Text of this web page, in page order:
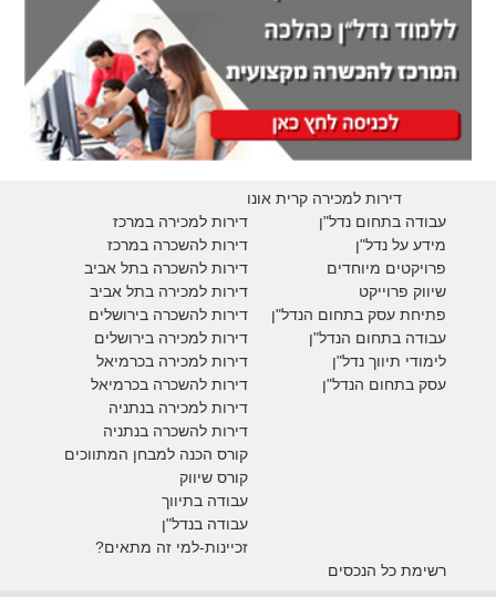
דירות למכירה קרית אונו
דירות למכירה במרכז
דירות להשכרה במרכז
דירות להשכרה בתל אביב
דירות למכירה בתל אביב
דירות להשכרה בירושלים
דירות למכירה בירושלים
דירות למכירה בכרמיאל
דירות להשכרה בכרמיאל
דירות למכירה בנתניה
דירות להשכרה בנתניה
קורס הכנה למבחן המתווכים
קורס שיווק
עבודה בתיווך
עבודה בנדל"ן
זכיינות-למי זה מתאים?
עבודה בתחום נדל"ן
מידע על נדל"ן
פרויקטים מיוחדים
שיווק פרוייקט
פתיחת עסק בתחום הנדל"ן
עבודה בתחום הנדל"ן
לימודי תיווך נדל"ן
עסק בתחום הנדל"ן
רשימת כל הנכסים